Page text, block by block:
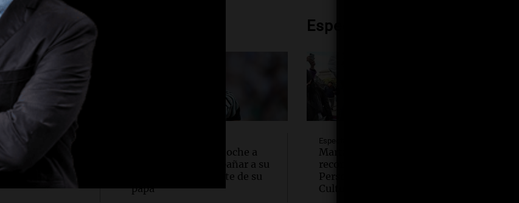
todos
Mateo lucha
necesita un
poder seguir
Messi llegará esta noche a
Rosario para acompañar a su
familia tras la muerte de su
papá
Espectáculos
Espectáculos
Marta Minujín recibirá el
reconocimiento como
Personalidad Emérita de la
Cultura de la Nación